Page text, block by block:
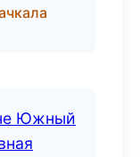
Южный